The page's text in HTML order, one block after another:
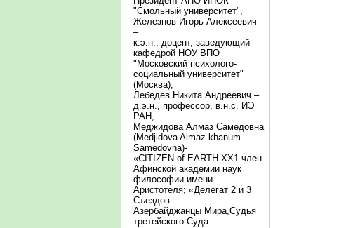
"Смольный университет",
Железнов Игорь Алексеевич
–
к.э.н., доцент, заведующий
кафедрой НОУ ВПО
"Московский психолого-
социальный университет"
(Москва),
Лебедев Никита Андреевич –
д.э.н., профессор, в.н.с. ИЭ
РАН,
Меджидова Алмаз Самедовна
(Medjidova Almaz-khanum
Samedovna)-
«CITIZEN of EARTH XX1 член
Афинской академии наук
философии имени
Аристотеля; «Делегат 2 и 3
Съездов
Азербайджанцы Мира,Судья
третейского Суда